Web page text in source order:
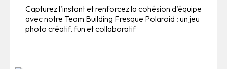
Capturez l’instant et renforcez la cohésion d’équipe
avec notre Team Building Fresque Polaroid : un jeu
photo créatif, fun et collaboratif